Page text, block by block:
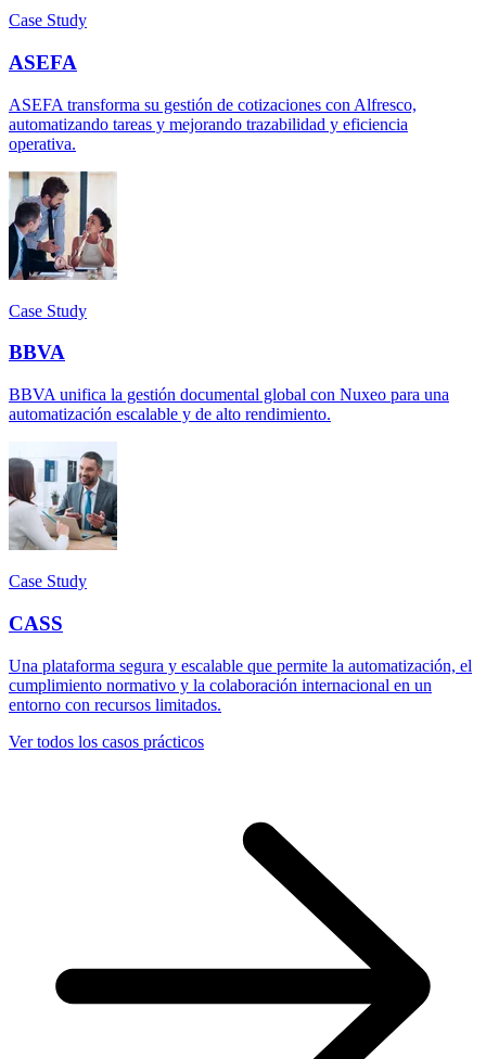
Case Study
ASEFA
ASEFA transforma su gestión de cotizaciones con Alfresco,
automatizando tareas y mejorando trazabilidad y eficiencia
operativa.
Case Study
BBVA
BBVA unifica la gestión documental global con Nuxeo para una
automatización escalable y de alto rendimiento.
Case Study
CASS
Una plataforma segura y escalable que permite la automatización, el
cumplimiento normativo y la colaboración internacional en un
entorno con recursos limitados.
Ver todos los casos prácticos